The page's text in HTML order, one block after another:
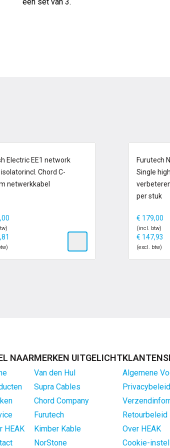
Electric EE1 network
Chord C-
netwerkkabel
op
Furutech
Single
per stuk
€ 179,00
(incl. btw)
€ 147,93
(excl. btw)
NAAR
HEAK
MERKEN UITGELICHT
Van den Hul
Supra Cables
Chord Company
Furutech
Kimber Kable
NorStone
Algemene
Privacybeleid
Retourbeleid
Over HEAK
Cookie-